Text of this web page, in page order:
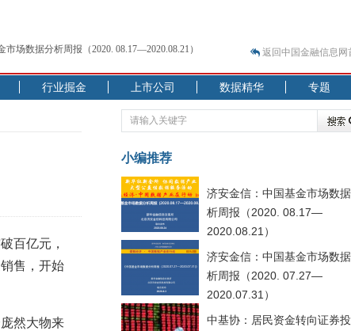
加坡旅游业步履维艰
香港零售业如何浴火重生？
家香港传统零售商的转型突围之旅
市场数据分析周报（2020. 07.27—2020.07.31）
业存单、结构性存款玩起“跷跷板” 结构性失衡藏
300亿元 短端资金利率明显下行
击 债市回调十年期债表现最弱
3% 沪银及两粕涨势喜人
之星发射成功，全产业链解析
场数据分析周报（2020. 08.17—2020.08.21）
返回中国金融信息网
行业掘金 上市公司 数据精华 专题
百亿元，
售，开始
然大物来
小编推荐
济安金信：中国基金市场数
析周报（2020. 08.17—
2020.08.21）
济安金信：中国基金市场数
析周报（2020. 07.27—
2020.07.31）
中基协：居民资金转向证券